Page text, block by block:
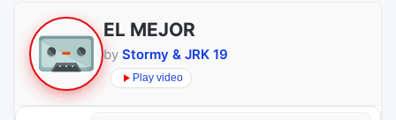
EL MEJOR
by Stormy & JRK 19
Play video